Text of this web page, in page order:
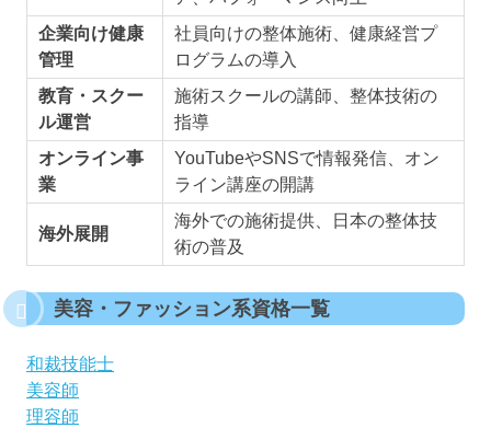
企業向け健康
管理
社員向けの整体施術、健康経営プ
ログラムの導入
教育・スクー
ル運営
施術スクールの講師、整体技術の
指導
オンライン事
業
YouTubeやSNSで情報発信、オン
ライン講座の開講
海外展開
海外での施術提供、日本の整体技
術の普及
美容・ファッション系資格一覧
和裁技能士
美容師
理容師